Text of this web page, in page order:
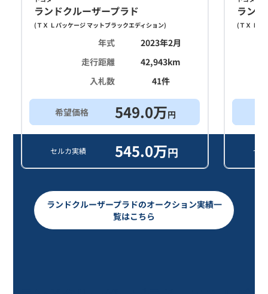
ランドクルーザープラド
(ＴＸ Ｌパッケージ マットブラックエディション)
年式
2023年2月
走行距離
42,943km
入札数
41件
希望価格 549.0万円
セルカ実績 545.0万円
ラン
(ＴＸ Ｌパ
セ
ランドクルーザープラドのオークション実績一
覧はこちら